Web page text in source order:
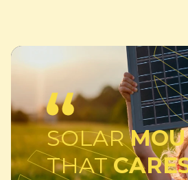
SOLAR
THAT